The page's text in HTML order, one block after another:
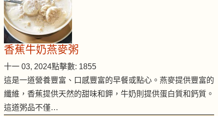
香蕉牛奶燕麥粥
十一 03, 2024點擊數: 1855
這是一道營養豐富、口感豐富的早餐或點心。燕麥提供豐富的
纖維，香蕉提供天然的甜味和鉀，牛奶則提供蛋白質和鈣質。
這道粥品不僅…